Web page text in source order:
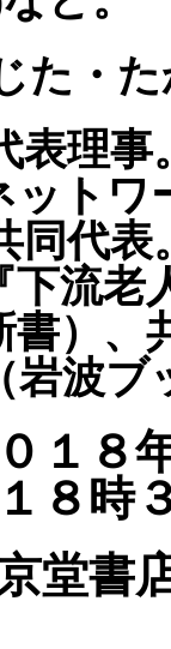
た・
表理事
ットワ
同代
下流老
書）
岩波
１
８時
京堂